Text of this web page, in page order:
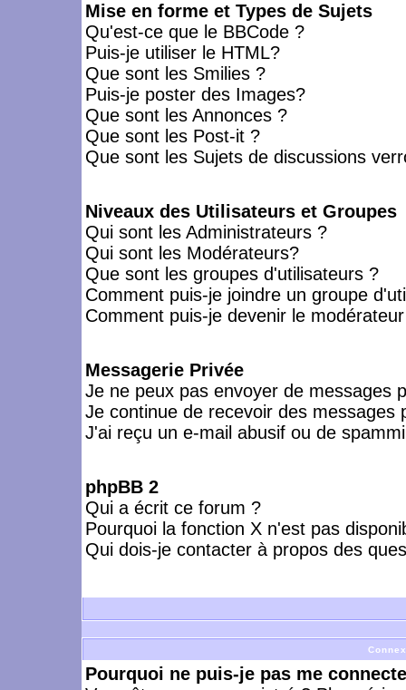
Mise en forme et Types de Sujets
Qu'est-ce que le BBCode ?
Puis-je utiliser le HTML?
Que sont les Smilies ?
Puis-je poster des Images?
Que sont les Annonces ?
Que sont les Post-it ?
Que sont les Sujets de discussions
Niveaux des Utilisateurs et Groupes
Qui sont les Administrateurs ?
Qui sont les Modérateurs?
Que sont les groupes d'utilisateurs ?
Comment puis-je joindre un groupe
Comment puis-je devenir le
Messagerie Privée
Je ne peux pas envoyer de messages
Je continue de recevoir des messages
J'ai reçu un e-mail abusif ou de
phpBB 2
Qui a écrit ce forum ?
Pourquoi la fonction X n'est pas
Qui dois-je contacter à propos des
Pourquoi ne puis-je pas me